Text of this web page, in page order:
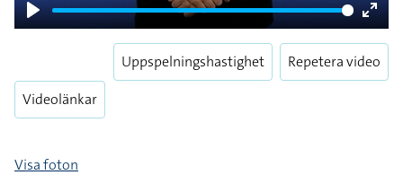
Play
Enter
Videolänkar
Uppspelningshastighet Repetera video
Visa foton